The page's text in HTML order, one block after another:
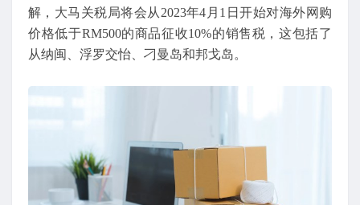
解，大马关税局将会从2023年4月1日开始对海外网购
价格低于RM500的商品征收10%的销售税，这包括了
从纳闽、浮罗交怡、刁曼岛和邦戈岛。